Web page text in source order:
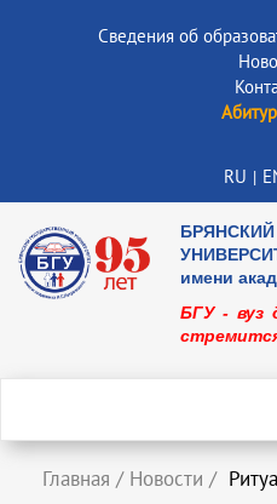
Сведения об
RU |
имени
БГУ - вуз
Главная / Новости /